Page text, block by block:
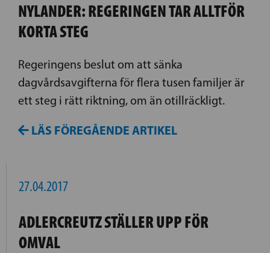
NYLANDER: REGERINGEN TAR ALLTFÖR
KORTA STEG
Regeringens beslut om att sänka
dagvårdsavgifterna för flera tusen familjer är
ett steg i rätt riktning, om än otillräckligt.
LÄS FÖREGÅENDE ARTIKEL
27.04.2017
ADLERCREUTZ STÄLLER UPP FÖR
OMVAL